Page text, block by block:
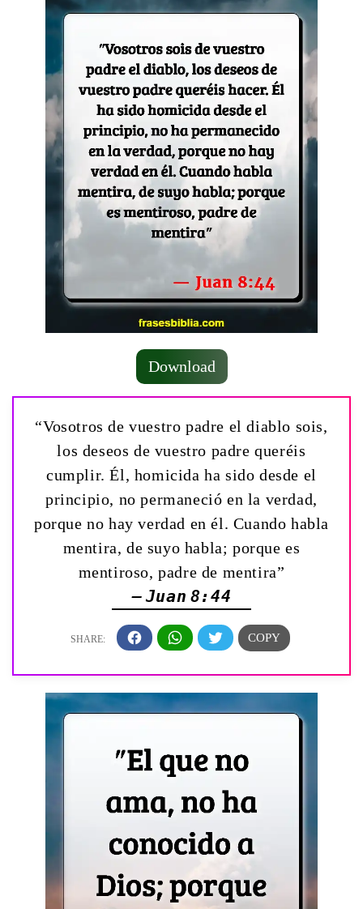
Download
“Vosotros de vuestro padre el diablo sois,
los deseos de vuestro padre queréis
cumplir. Él, homicida ha sido desde el
principio, no permaneció en la verdad,
porque no hay verdad en él. Cuando habla
mentira, de suyo habla; porque es
mentiroso, padre de mentira”
— Juan 8:44